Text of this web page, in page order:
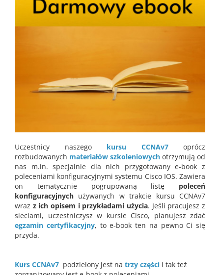
Uczestnicy naszego kursu CCNAv7oprócz
rozbudowanych materiałów szkoleniowych otrzymują od
nas m.in. specjalnie dla nich przygotowany e-book z
poleceniami konfiguracyjnymi systemu Cisco IOS. Zawiera
on tematycznie pogrupowaną listę poleceń
konfiguracyjnych używanych w trakcie kursu CCNAv7
wraz z ich opisem i przykładami użycia. Jeśli pracujesz z
sieciami, uczestniczysz w kursie Cisco, planujesz zdać
egzamin certyfikacyjny, to e-book ten na pewno Ci się
przyda.
Kurs CCNAv7 podzielony jest na trzy części i tak też